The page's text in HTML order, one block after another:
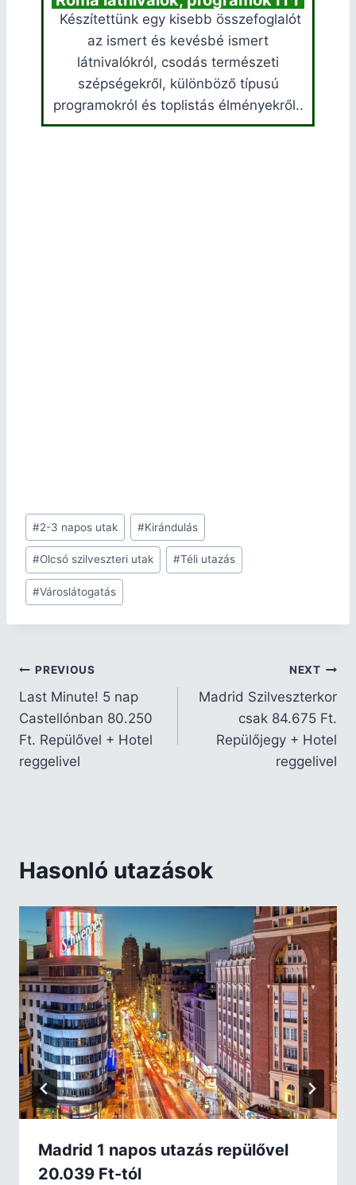
Készítettünk egy kisebb összefoglalót
az ismert és kevésbé ismert
látnivalókról, csodás természeti
szépségekről, különböző típusú
programokról és toplistás élményekről..
#2-3 napos utak #Kirándulás
#Olcsó szilveszteri utak #Téli utazás
#Városlátogatás
PREVIOUS
Last Minute! 5 nap
Castellónban 80.250
Ft. Repülővel + Hotel
reggelivel
NEXT
Madrid Szilveszterkor
csak 84.675 Ft.
Repülőjegy + Hotel
reggelivel
Hasonló utazások
Madrid 1 napos utazás repülővel
20.039 Ft-tól